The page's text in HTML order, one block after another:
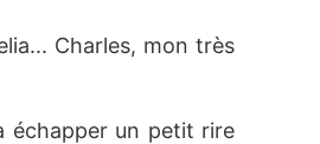
Charles, mon très
échapper un petit rire